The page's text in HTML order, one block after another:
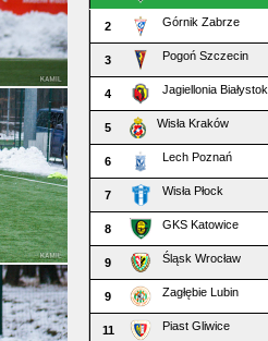
2 Górnik Zabrze
3 Pogoń Szczecin
4 Jagiellonia Białystok
5 Wisła Kraków
6 Lech Poznań
7 Wisła Płock
8 GKS Katowice
9 Śląsk Wrocław
9 Zagłębie Lubin
11 Piast Gliwice